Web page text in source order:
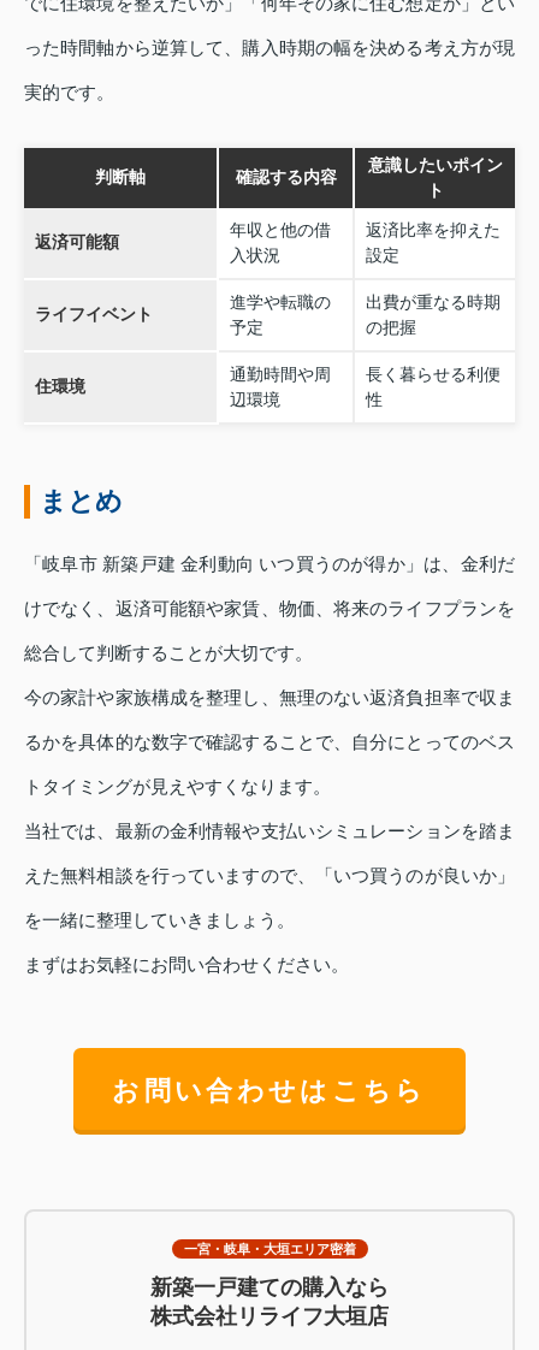
った時間軸から逆算して、購入時期の幅を決める考え方が現
実的です。
判断軸 確認する内容
意識したいポイン
ト
返済可能額
年収と他の借
入状況
返済比率を抑えた
設定
ライフイベント
進学や転職の
予定
出費が重なる時期
の把握
住環境
通勤時間や周
辺環境
長く暮らせる利便
性
まとめ
「岐阜市 新築戸建 金利動向 いつ買うのが得か」は、金利だ
けでなく、返済可能額や家賃、物価、将来のライフプランを
総合して判断することが大切です。
今の家計や家族構成を整理し、無理のない返済負担率で収ま
るかを具体的な数字で確認することで、自分にとってのベス
トタイミングが見えやすくなります。
当社では、最新の金利情報や支払いシミュレーションを踏ま
えた無料相談を行っていますので、「いつ買うのが良いか」
を一緒に整理していきましょう。
まずはお気軽にお問い合わせください。
お問い合わせはこちら
一宮・岐阜・大垣エリア密着
新築一戸建ての購入なら
株式会社リライフ大垣店